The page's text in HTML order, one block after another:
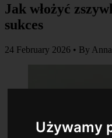
Używamy
Jak włożyć
sukces
24 February 2026 • By